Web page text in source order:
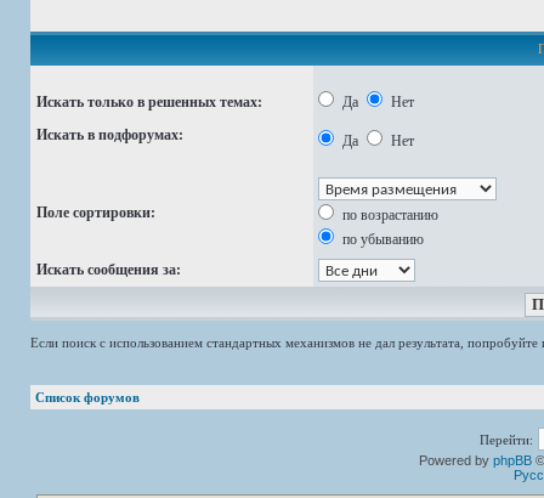
Искать только в решенных темах:
Искать в подфорумах:
Да Нет
Да Нет
Поле сортировки:
по возрастанию
по убыванию
Искать сообщения за:
Если поиск с использованием стандартных механизмов не дал результата,
Список форумов
Перейти:
Powered by phpBB